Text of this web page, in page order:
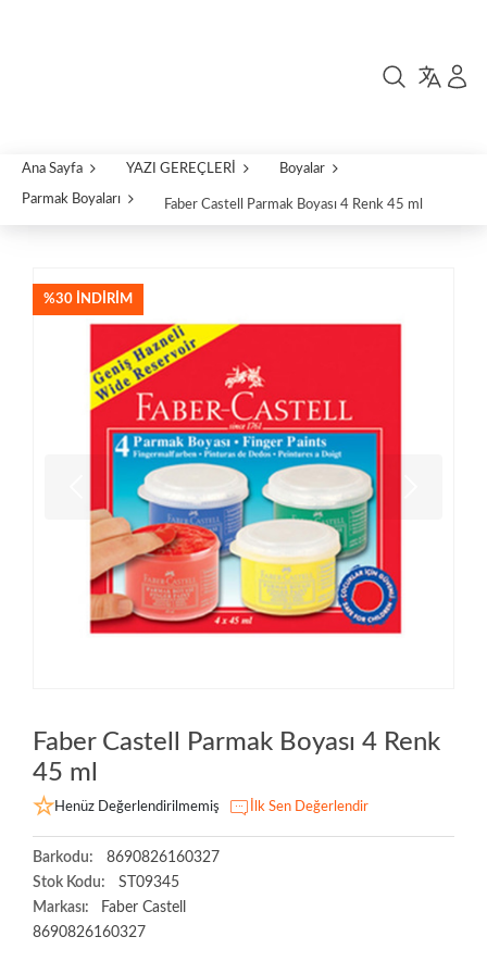
Ana Sayfa YAZI GEREÇLERİ Boyalar
Parmak Boyaları Faber Castell Parmak Boyası 4 Renk 45 ml
%30 İNDIRIM
Faber Castell Parmak Boyası 4 Renk
45 ml
Henüz Değerlendirilmemiş İlk Sen Değerlendir
Barkodu:
8690826160327
Stok Kodu:
ST09345
Markası:
Faber Castell
8690826160327